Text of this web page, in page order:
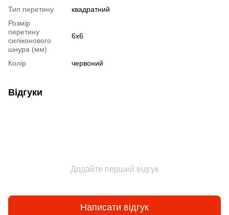
Тип перетину
квадратний
Розмір
перетину
силіконового
шнура (мм)
6х6
Колір червоний
Відгуки
Додайте перший відгук
Написати відгук